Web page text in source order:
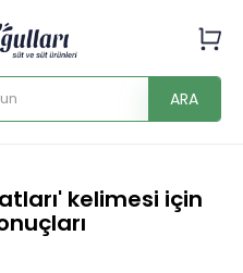
ARA
kelimesi için